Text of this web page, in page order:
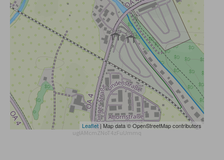
Leaflet| Map data © OpenStreetMap contributors
uglAMcmZNoT4zFuUmmq